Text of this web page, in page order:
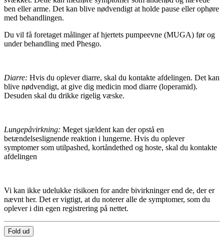
ben eller arme. Det kan blive nødvendigt at holde pause eller ophøre
med behandlingen.
Du vil få foretaget målinger af hjertets pumpeevne (MUGA) før og
under behandling med Phesgo.
Diarre: Hvis du oplever diarre, skal du kontakte afdelingen. Det kan
blive nødvendigt, at give dig medicin mod diarre (loperamid).
Desuden skal du drikke rigelig væske.
Lungepåvirkning: Meget sjældent kan der opstå en
betændelseslignende reaktion i lungerne. Hvis du oplever
symptomer som utilpashed, kortåndethed og hoste, skal du kontakte
afdelingen
Vi kan ikke udelukke risikoen for andre bivirkninger end de, der er
nævnt her. Det er vigtigt, at du noterer alle de symptomer, som du
oplever i din egen registrering på nettet.
Fold ud